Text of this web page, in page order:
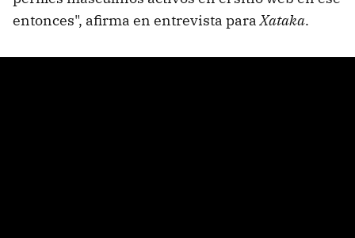
entonces", afirma en entrevista paraXataka.